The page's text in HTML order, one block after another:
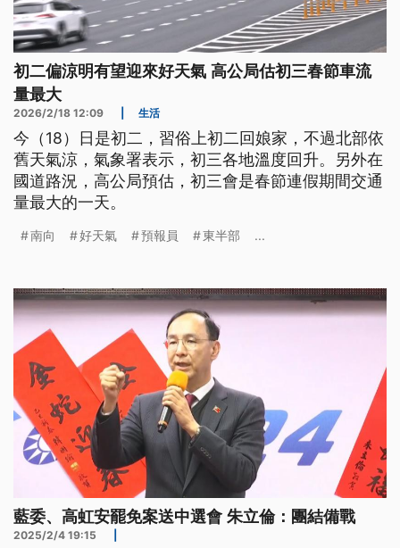
初二偏涼明有望迎來好天氣 高公局估初三春節車流
量最大
2026/2/18 12:09 生活
今（18）日是初二，習俗上初二回娘家，不過北部依
舊天氣涼，氣象署表示，初三各地溫度回升。另外在
國道路況，高公局預估，初三會是春節連假期間交通
量最大的一天。
南向 好天氣 預報員 東半部 ...
藍委、高虹安罷免案送中選會 朱立倫：團結備戰
2025/2/4 19:15